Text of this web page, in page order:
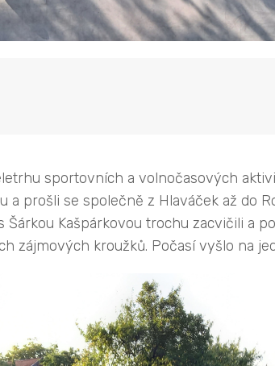
sportovních a volnočasových
prošli se společně z Hlaváček až do
Kašpárkovou trochu zacvičili a
zájmových kroužků. Počasí vyšlo na